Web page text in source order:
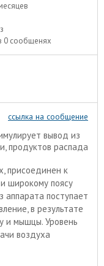
0 сообщенях
ссылка на сообщение
вывод из
продуктов распада
присоединен к
широкому поясу
поступает
в результате
и мышцы. Уровень
воздуха